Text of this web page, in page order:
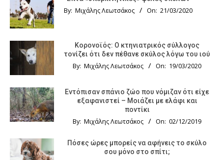
By: Μιχάλης Λεωτσάκος On: 21/03/2020
Κορονοϊός: Ο κτηνιατρικός σύλλογος
τονίζει ότι δεν πέθανε σκύλος λόγω του ιού
By: Μιχάλης Λεωτσάκος On: 19/03/2020
Εντόπισαν σπάνιο ζώο που νόμιζαν ότι είχε
εξαφανιστεί – Μοιάζει με ελάφι και
ποντίκι
By: Μιχάλης Λεωτσάκος On: 02/12/2019
Πόσες ώρες μπορείς να αφήνεις το σκύλο
σου μόνο στο σπίτι;